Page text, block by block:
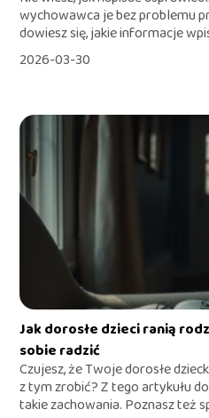
wychowawca je bez problemu
dowiesz się, jakie informacje
2026-03-30
Jak dorosłe dzieci ranią
sobie radzić
Czujesz, że Twoje dorosłe
z tym zrobić? Z tego artykułu
takie zachowania. Poznasz też